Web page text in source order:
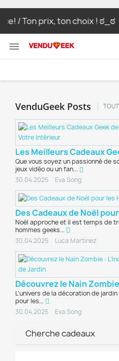
/ Ton prix, ton choix ! ಠ_ಠ

VenduGeek Posts
Les Meilleurs Cadeaux
Que vous soyez un passionné de
jeux vidéo ou un fan...
30.04.2025
Eva Song
Des Cadeaux de Noël
Noël approche et il est temps de
hommes geeks...
30.04.2025
Luca Martinez
Découvrez le Nain
L'univers de la décoration de
pour les...
30.04.2025
Eva Song
Cherche cadeaux